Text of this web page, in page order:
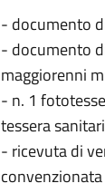
- documento
- documento
maggiorenni
- n. 1
tessera
- ricevuta di
convenzionata